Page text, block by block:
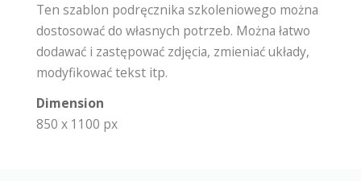
Ten szablon podręcznika szkoleniowego można
dostosować do własnych potrzeb. Można łatwo
dodawać i zastępować zdjęcia, zmieniać układy,
modyfikować tekst itp.
Dimension
850 x 1100 px